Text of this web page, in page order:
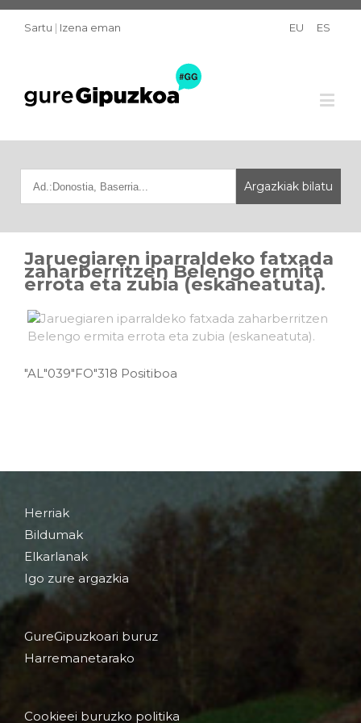
Sartu | Izena eman EU ES
Jaruegiaren iparraldeko fatxada
zaharberritzen Belengo ermita
errota eta zubia (eskaneatuta).
"AL"039"FO"318 Positiboa
Herriak
Bildumak
Elkarlanak
Igo zure argazkia
GureGipuzkoari buruz
Harremanetarako
Cookieei buruzko politika